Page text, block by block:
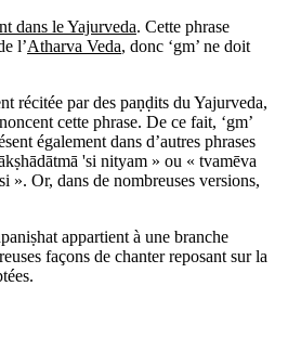
dans le Yajurveda. Cette phrase
l’Atharva Veda, donc ‘gm’ ne doit
récitée par des paṇḍits du Yajurveda,
cette phrase. De ce fait, ‘gm’
également dans d’autres phrases
'si nityam » ou « tvamēva
». Or, dans de nombreuses versions,
appartient à une branche
façons de chanter reposant sur la